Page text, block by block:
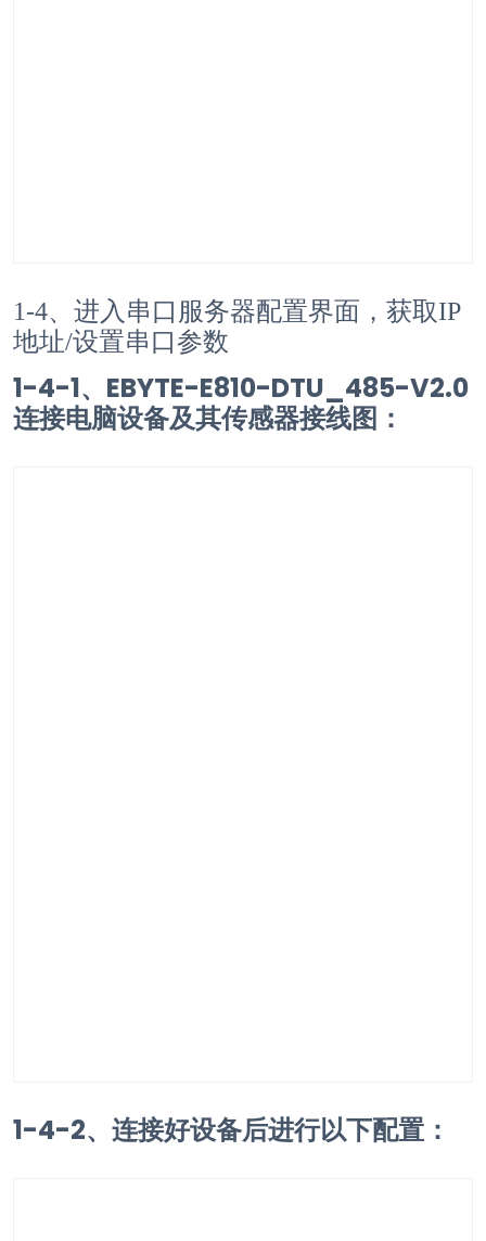
1-4、进入串口服务器配置界面，获取IP
地址/设置串口参数
1-4-1、EBYTE-E810-DTU_485-V2.0
连接电脑设备及其传感器接线图：
1-4-2、连接好设备后进行以下配置：